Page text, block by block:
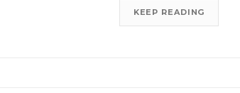
KEEP READING